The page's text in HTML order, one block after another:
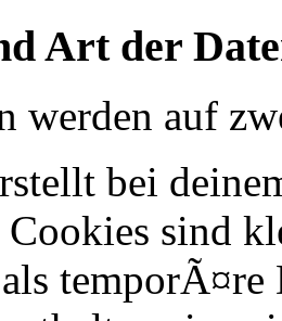
Art der
werden auf
bei
sind
temporÃ¤re